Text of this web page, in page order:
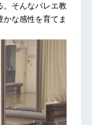
。そんなバレエ教
な感性を育てま